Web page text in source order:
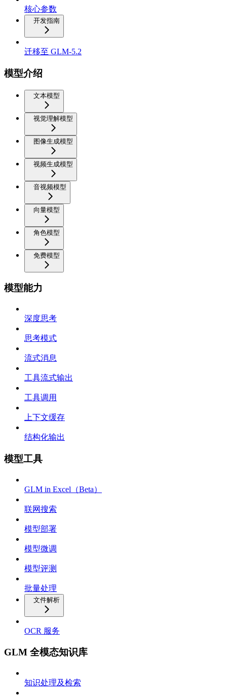
核心参数
开发指南
迁移至 GLM-5.2
模型介绍
文本模型
视觉理解模型
图像生成模型
视频生成模型
音视频模型
向量模型
角色模型
免费模型
模型能力
深度思考
思考模式
流式消息
工具流式输出
工具调用
上下文缓存
结构化输出
模型工具
GLM in Excel（Beta）
联网搜索
模型部署
模型微调
模型评测
批量处理
文件解析
OCR 服务
GLM 全模态知识库
知识处理及检索